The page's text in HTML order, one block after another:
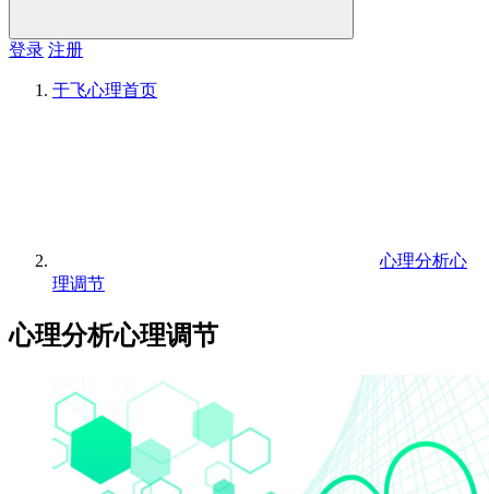
登录 注册
于飞心理首页
心理分析心
理调节
心理分析心理调节